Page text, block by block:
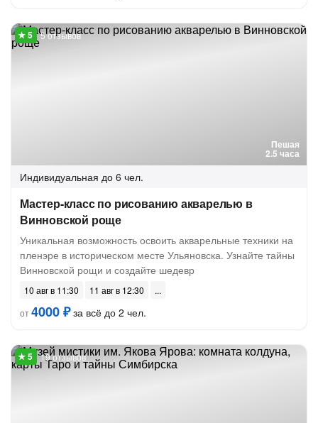
Пешая
2.5 часа
5 отзывов
Индивидуальная до 6 чел.
Мастер-класс по рисованию акварелью в
Винновской роще
Уникальная возможность освоить акварельные техники на
пленэре в историческом месте Ульяновска. Узнайте тайны
Винновской рощи и создайте шедевр
10 авг в 11:30
11 авг в 12:30
от4000 ₽за всё до 2 чел.
19 отзывов